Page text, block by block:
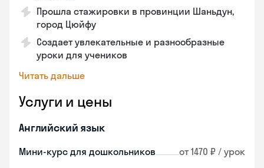
Прошла стажировки в провинции Шаньдун,
город Цюйфу
Создает увлекательные и разнообразные
уроки для учеников
Читать дальше
Услуги и цены
Английский язык
Мини-курс для дошкольников от 1470 ₽ / урок